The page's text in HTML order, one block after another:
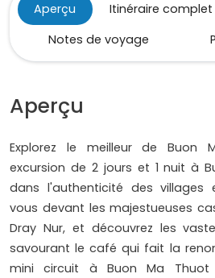
Aperçu Itinéraire complet
Notes de voyage
Aperçu
Explorez le meilleur de Buon
excursion de 2 jours et 1 nuit à
dans l'authenticité des villages
vous devant les majestueuses
Dray Nur, et découvrez les
savourant le café qui fait la
mini circuit à Buon Ma